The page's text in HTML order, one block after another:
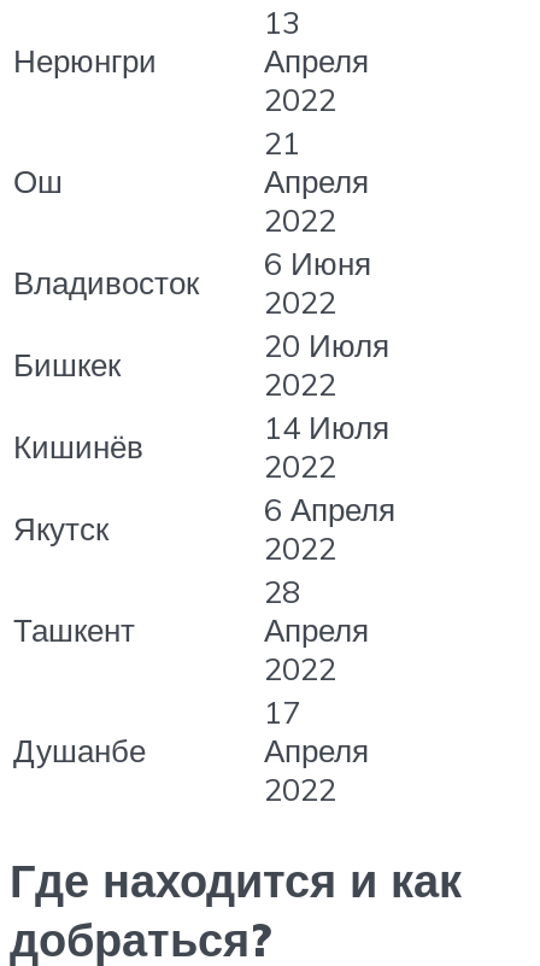
Нерюнгри
13
Апреля
2022
Ош
21
Апреля
2022
Владивосток
6 Июня
2022
Бишкек
20 Июля
2022
Кишинёв
14 Июля
2022
Якутск
6 Апреля
2022
Ташкент
28
Апреля
2022
Душанбе
17
Апреля
2022
Где находится и как
добраться?